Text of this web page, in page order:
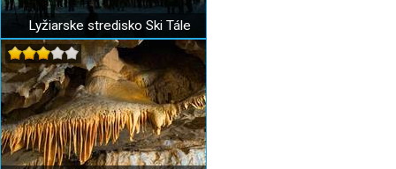
Lyžiarske stredisko Ski Tále